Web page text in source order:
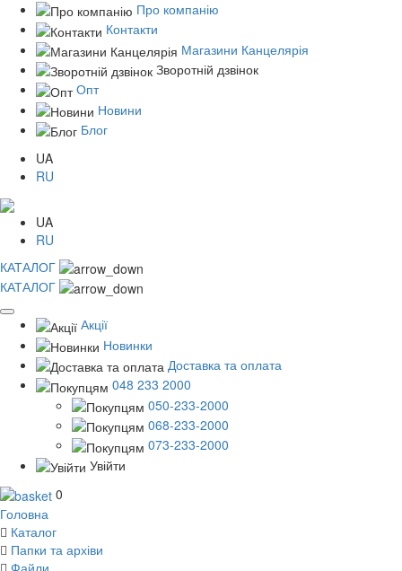
Про компанію
Контакти
Магазини Канцелярія
Зворотній дзвінок
Опт
Новини
Блог
UA
RU
UA
RU
КАТАЛОГ
КАТАЛОГ
Акції
Новинки
Доставка та оплата
048 233 2000
050-233-2000
068-233-2000
073-233-2000
Увійти
0
Головна
Каталог
Папки та архіви